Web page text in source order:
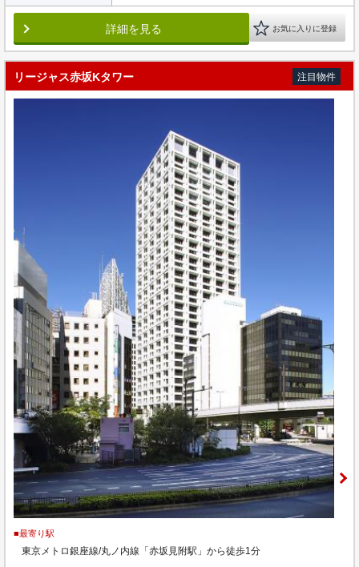
詳細を見る お気に入りに登録
リージャス赤坂Kタワー 注目物件
■最寄り駅
東京メトロ銀座線/丸ノ内線「赤坂見附駅」から徒歩1分